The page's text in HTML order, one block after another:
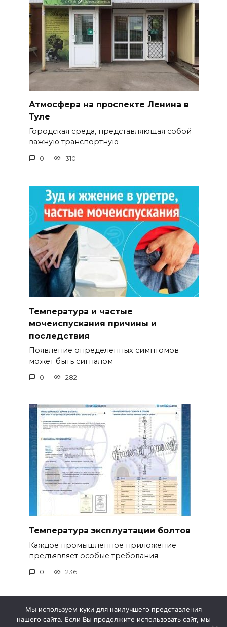
Атмосфера на проспекте Ленина в
Туле
Городская среда, представляющая собой
важную транспортную
0 310
Температура и частые
мочеиспускания причины и
последствия
Появление определенных симптомов
может быть сигналом
0 282
Температура эксплуатации болтов
Каждое промышленное приложение
предъявляет особые требования
0 236
Мы используем куки для наилучшего представления
нашего сайта. Если Вы продолжите использовать сайт, мы